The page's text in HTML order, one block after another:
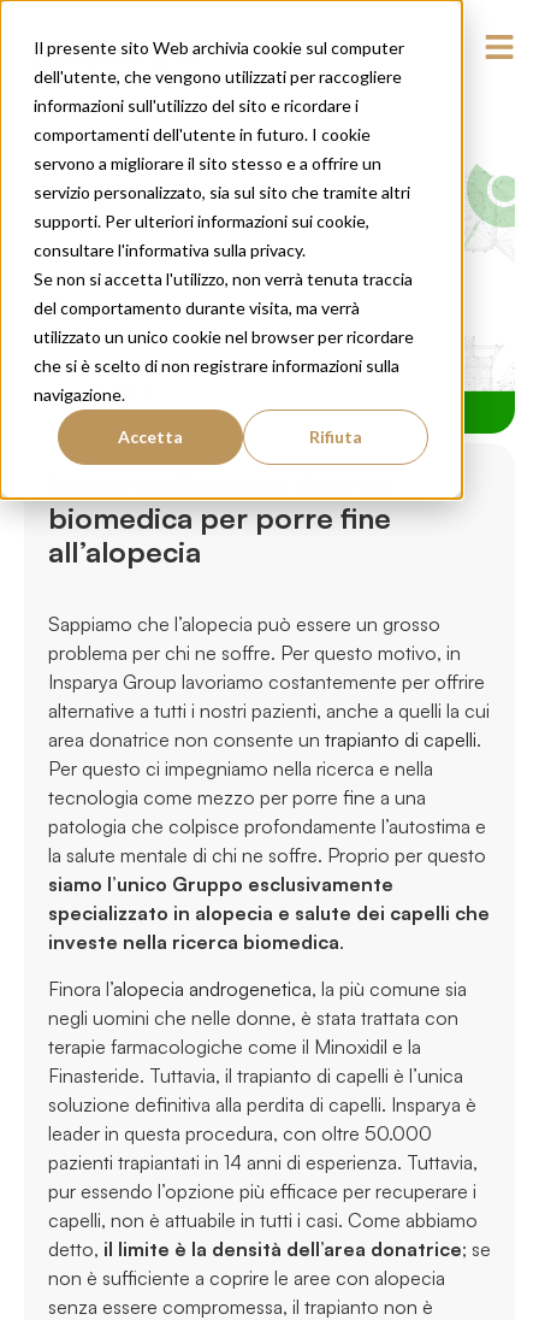
Il presente sito Web archivia cookie sul computer
dell'utente, che vengono utilizzati per raccogliere
informazioni sull'utilizzo del sito e ricordare i
comportamenti dell'utente in futuro. I cookie
servono a migliorare il sito stesso e a offrire un
servizio personalizzato, sia sul sito che tramite altri
supporti. Per ulteriori informazioni sui cookie,
consultare l'informativa sulla privacy.
Se non si accetta l'utilizzo, non verrà tenuta traccia
del comportamento durante visita, ma verrà
utilizzato un unico cookie nel browser per ricordare
che si è scelto di non registrare informazioni sulla
navigazione.
Accetta Rifiuta
Alopecia
biomedica per porre fine
all’alopecia
Sappiamo che l’alopecia può essere un grosso
problema per chi ne soffre. Per questo motivo, in
Insparya Group lavoriamo costantemente per offrire
alternative a tutti i nostri pazienti, anche a quelli la cui
area donatrice non consente un trapianto di capelli.
Per questo ci impegniamo nella ricerca e nella
tecnologia come mezzo per porre fine a una
patologia che colpisce profondamente l’autostima e
la salute mentale di chi ne soffre. Proprio per questo
siamo l’unico Gruppo esclusivamente
specializzato in alopecia e salute dei capelli che
investe nella ricerca biomedica.
Finora l’alopecia androgenetica, la più comune sia
negli uomini che nelle donne, è stata trattata con
terapie farmacologiche come il Minoxidil e la
Finasteride. Tuttavia, il trapianto di capelli è l’unica
soluzione definitiva alla perdita di capelli. Insparya è
leader in questa procedura, con oltre 50.000
pazienti trapiantati in 14 anni di esperienza. Tuttavia,
pur essendo l’opzione più efficace per recuperare i
capelli, non è attuabile in tutti i casi. Come abbiamo
detto, il limite è la densità dell’area donatrice; se
non è sufficiente a coprire le aree con alopecia
senza essere compromessa, il trapianto non è